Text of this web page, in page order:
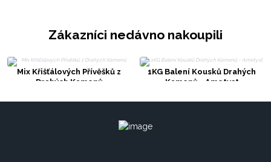
Zákazníci nedávno nakoupili
Mix Křišťálových Přívěšků z
Drahých Kamenů
1KG Balení Kousků Drahých
Kamenů - Ametyst